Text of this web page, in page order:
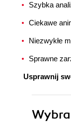
Szybka
Ciekawe
Niezwykłe
Sprawne
Usprawnij